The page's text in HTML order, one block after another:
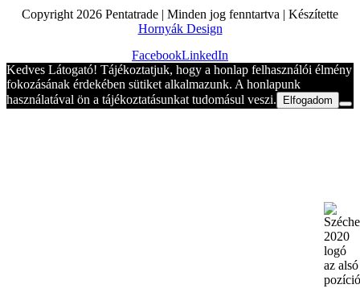
Copyright 2026 Pentatrade | Minden jog fenntartva | Készítette
Hornyák Design
FacebookLinkedIn
Kedves Látogató! Tájékoztatjuk, hogy a honlap felhasználói élmény
fokozásának érdekében sütiket alkalmazunk. A honlapunk
használatával ön a tájékoztatásunkat tudomásul veszi.
Elfogadom